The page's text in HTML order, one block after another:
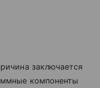
заключается
компоненты